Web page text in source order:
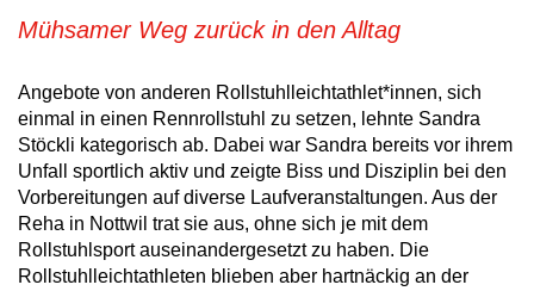
Mühsamer Weg zurück in den Alltag
Angebote von anderen Rollstuhlleichtathlet*innen, sich
einmal in einen Rennrollstuhl zu setzen, lehnte Sandra
Stöckli kategorisch ab. Dabei war Sandra bereits vor ihrem
Unfall sportlich aktiv und zeigte Biss und Disziplin bei den
Vorbereitungen auf diverse Laufveranstaltungen. Aus der
Reha in Nottwil trat sie aus, ohne sich je mit dem
Rollstuhlsport auseinandergesetzt zu haben. Die
Rollstuhlleichtathleten blieben aber hartnäckig an der